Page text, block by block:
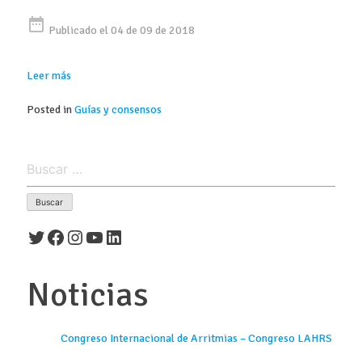
date_range Publicado el 04 de 09 de 2018
Leer más
Posted inGuías y consensos
Twitter
Facebook
Instagram
YouTube
LinkedIn
Noticias
Congreso Internacional de Arritmias – Congreso LAHRS